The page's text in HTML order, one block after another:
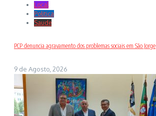
Local
Politica
Saude
PCP denuncia agravamento dos problemas sociais em São Jorge
9 de Agosto, 2026